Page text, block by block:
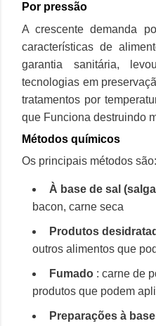
Por pressão
A crescente demanda
características de
garantia sanitária,
tecnologias em
tratamentos por
que Funciona destruindo
Métodos químicos
Os principais métodos são:
À base de sal
bacon, carne seca
Produtos
outros alimentos que
Fumado : carne de
produtos que podem
Preparações à